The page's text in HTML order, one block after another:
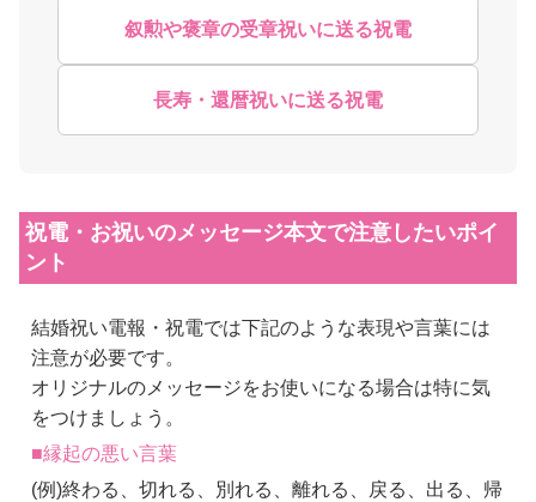
叙勲や褒章の受章祝いに送る祝電
長寿・還暦祝いに送る祝電
祝電・お祝いのメッセージ本文で注意したいポイ
ント
結婚祝い電報・祝電では下記のような表現や言葉には
注意が必要です。
オリジナルのメッセージをお使いになる場合は特に気
をつけましょう。
■縁起の悪い言葉
(例)終わる、切れる、別れる、離れる、戻る、出る、帰